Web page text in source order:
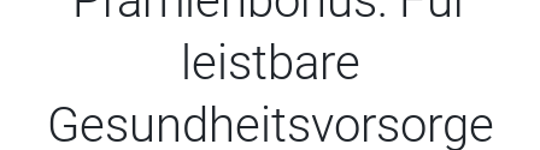
leistbare
Gesundheitsvorsorge